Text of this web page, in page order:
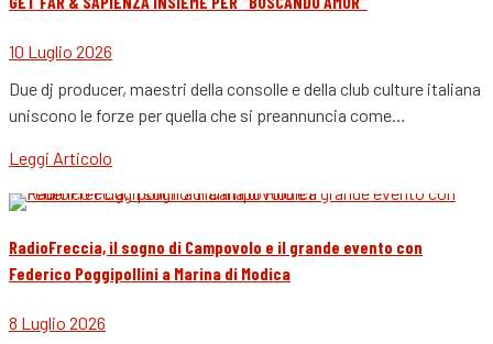
10 Luglio 2026
Due dj producer, maestri della consolle e della club culture italiana
uniscono le forze per quella che si preannuncia come…
Leggi Articolo
RadioFreccia, il sogno di Campovolo e il grande evento con
Federico Poggipollini a Marina di Modica
8 Luglio 2026